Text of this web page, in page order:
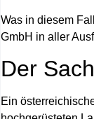
Was in diesem
GmbH in aller
Der
Ein